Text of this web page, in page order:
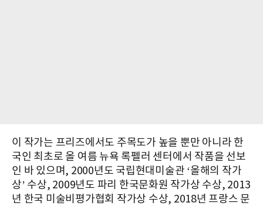
이 작가는 프리즈에서도 주목도가 높을 뿐만 아니라 한
국인 최초로 올 여름 뉴욕 록펠러 센터에서 작품을 선보
인 바 있으며, 2000년도 국립현대미술관 ‘올해의 작가
상’ 수상, 2009년도 파리 한국문화원 작가상 수상, 2013
년 한국 미술비평가협회 작가상 수상, 2018년 프랑스 문